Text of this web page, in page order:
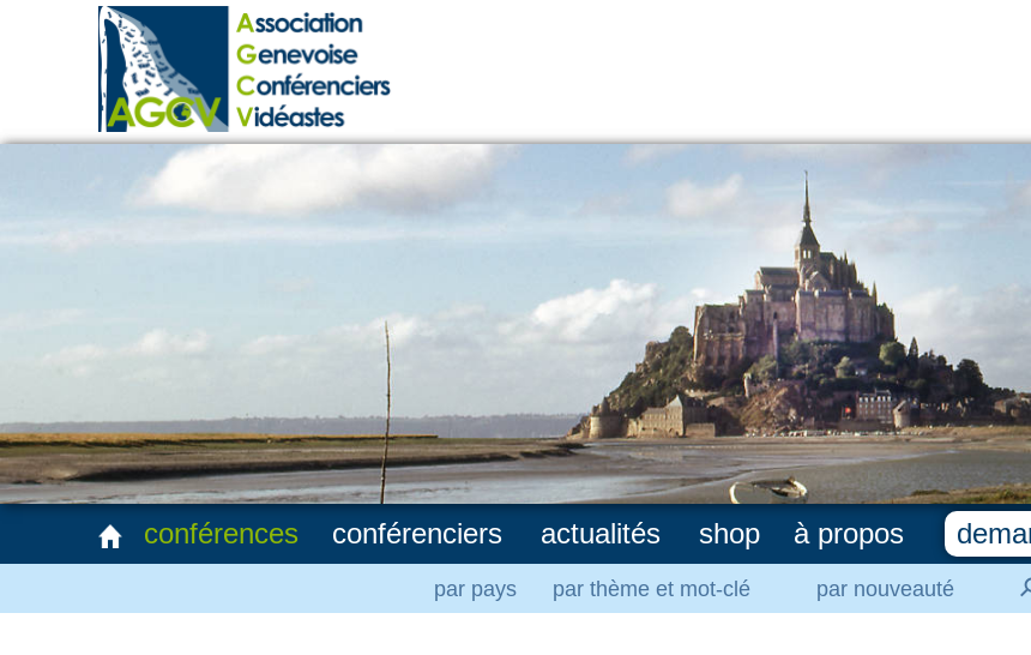
conférences
par pays par thème et mot-clé par nouveauté
conférenciers actualités shop à propos